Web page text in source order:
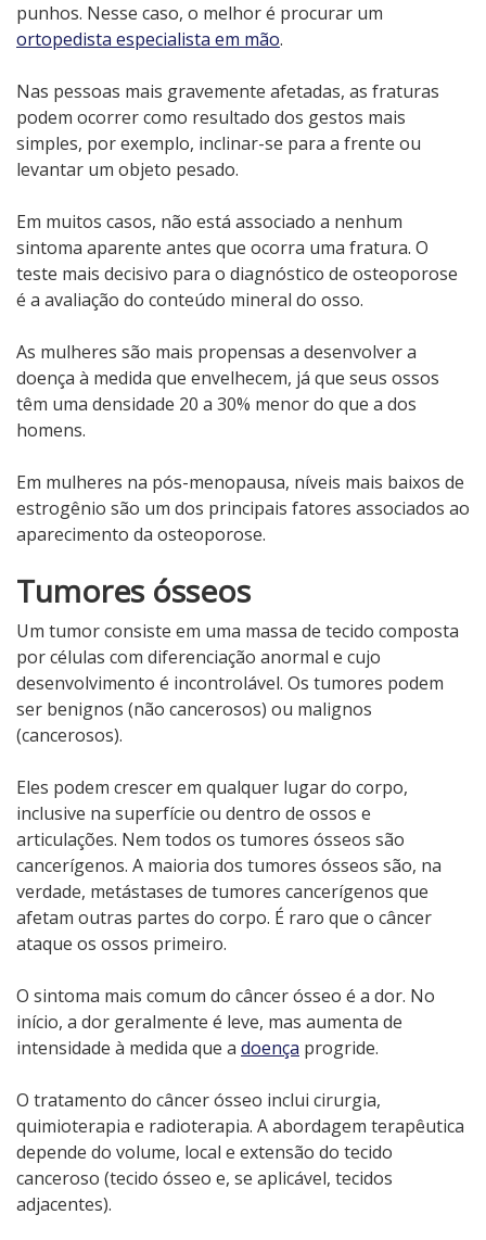
punhos. Nesse caso, o melhor é procurar um
ortopedista especialista em mão.
Nas pessoas mais gravemente afetadas, as fraturas
podem ocorrer como resultado dos gestos mais
simples, por exemplo, inclinar-se para a frente ou
levantar um objeto pesado.
Em muitos casos, não está associado a nenhum
sintoma aparente antes que ocorra uma fratura. O
teste mais decisivo para o diagnóstico de osteoporose
é a avaliação do conteúdo mineral do osso.
As mulheres são mais propensas a desenvolver a
doença à medida que envelhecem, já que seus ossos
têm uma densidade 20 a 30% menor do que a dos
homens.
Em mulheres na pós-menopausa, níveis mais baixos de
estrogênio são um dos principais fatores associados ao
aparecimento da osteoporose.
Tumores ósseos
Um tumor consiste em uma massa de tecido composta
por células com diferenciação anormal e cujo
desenvolvimento é incontrolável. Os tumores podem
ser benignos (não cancerosos) ou malignos
(cancerosos).
Eles podem crescer em qualquer lugar do corpo,
inclusive na superfície ou dentro de ossos e
articulações. Nem todos os tumores ósseos são
cancerígenos. A maioria dos tumores ósseos são, na
verdade, metástases de tumores cancerígenos que
afetam outras partes do corpo. É raro que o câncer
ataque os ossos primeiro.
O sintoma mais comum do câncer ósseo é a dor. No
início, a dor geralmente é leve, mas aumenta de
intensidade à medida que a doença progride.
O tratamento do câncer ósseo inclui cirurgia,
quimioterapia e radioterapia. A abordagem terapêutica
depende do volume, local e extensão do tecido
canceroso (tecido ósseo e, se aplicável, tecidos
adjacentes).